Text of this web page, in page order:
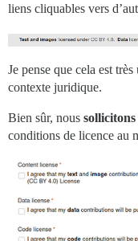
liens cliquables vers
Je pense que cela est
contexte juridique.
Bien sûr, nous sollicitons
conditions de licence au